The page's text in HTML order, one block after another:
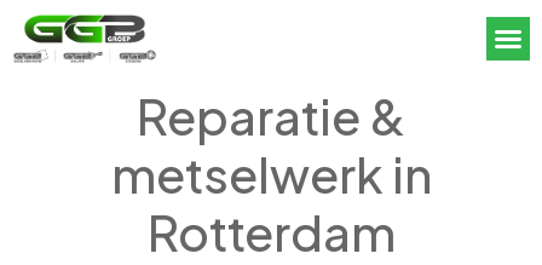
Reparatie &
metselwerk in
Rotterdam